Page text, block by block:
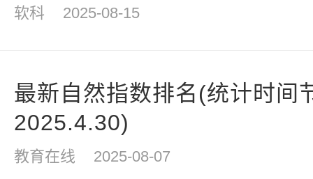
软科 2025-08-15
最新自然指数排名(统计时间
2025.4.30)
教育在线 2025-08-07